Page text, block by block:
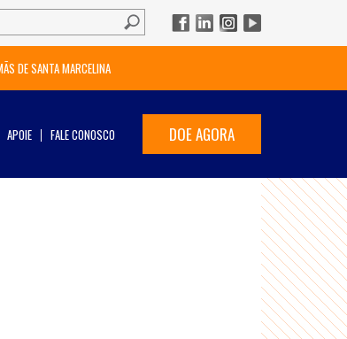
DE SANTA MARCELINA
DOE AGORA
APOIE FALE CONOSCO